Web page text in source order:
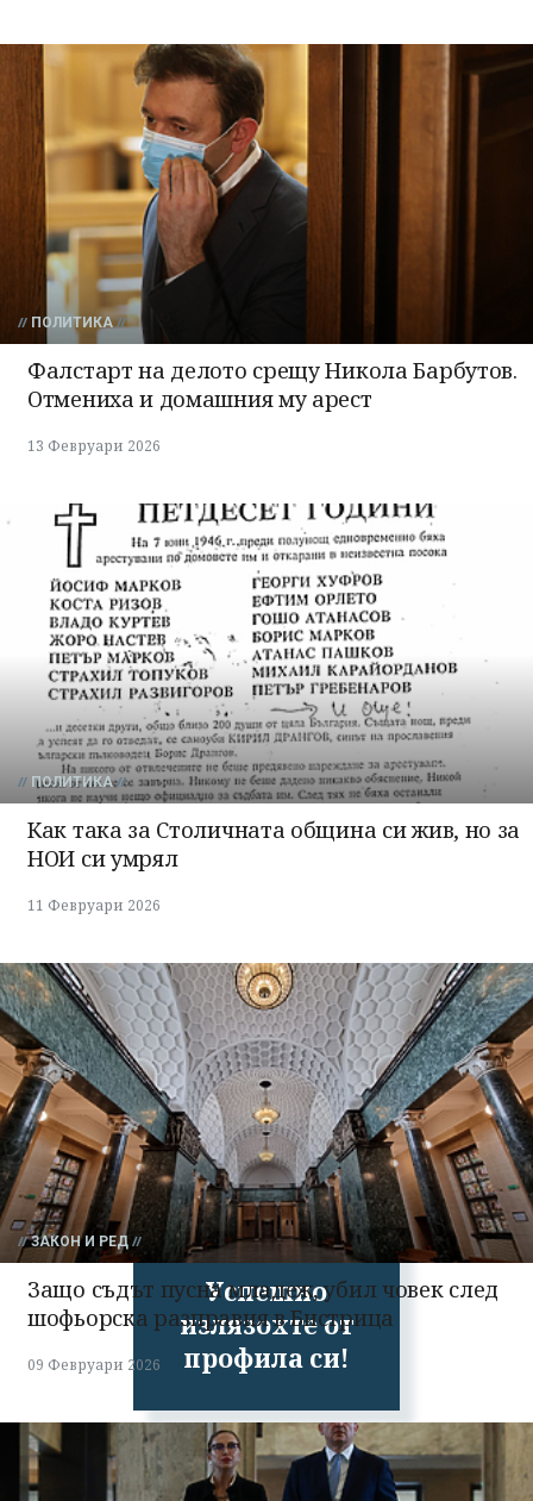
Успешно
излязохте от
профила си!
ПОЛИТИКА
Фалстарт на делото срещу Никола Барбутов.
Отмениха и домашния му арест
13 Февруари 2026
ПОЛИТИКА
Как така за Столичната община си жив, но за
НОИ си умрял
11 Февруари 2026
ЗАКОН И РЕД
Защо съдът пусна младеж, убил човек след
шофьорска разправия в Бистрица
09 Февруари 2026